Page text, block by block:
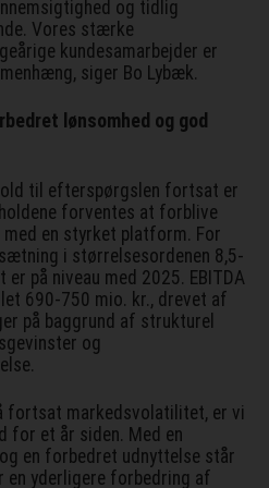
og tidlig
Vores stærke
kundesamarbejder er
siger Bo Lybæk.
lønsomhed og god
til efterspørgslen fortsat er
forventes at forblive
en styrket platform. For
i størrelsesordenen 8,5-
på niveau med 2025. EBITDA
690-750 mio. kr., drevet af
på baggrund af strukturel
og
fortsat markedsvolatilitet, er vi
for et år siden. Med en
en forbedret udnyttelse står
yderligere forbedring af